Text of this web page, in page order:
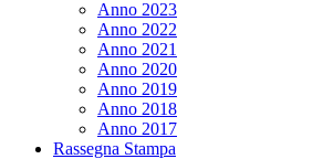
Anno 2023
Anno 2022
Anno 2021
Anno 2020
Anno 2019
Anno 2018
Anno 2017
Rassegna Stampa